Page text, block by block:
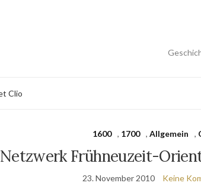
Clio
1600 , 1700 ,Allgemein ,
Netzwerk Frühneuzeit-
23. November 2010 Keine